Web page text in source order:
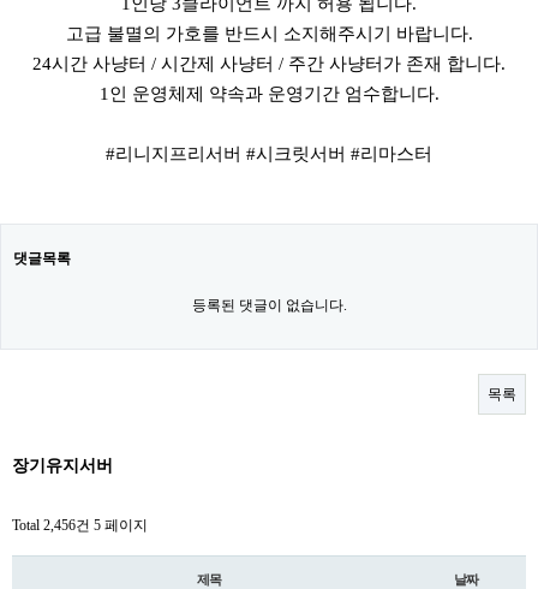
고급 불멸의 가호를 반드시 소지해주시기 바랍니다.
24시간 사냥터 / 시간제 사냥터 / 주간 사냥터가 존재 합니다.
1인 운영체제 약속과 운영기간 엄수합니다.
#리니지프리서버 #시크릿서버 #리마스터
댓글목록
등록된 댓글이 없습니다.
목록
장기유지서버
Total 2,456건 5 페이지
제목 날짜